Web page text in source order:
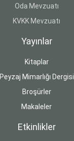
Oda Mevzuatı
KVKK Mevzuatı
Yayınlar
Kitaplar
Peyzaj Mimarlığı Dergisi
Broşürler
Makaleler
Etkinlikler